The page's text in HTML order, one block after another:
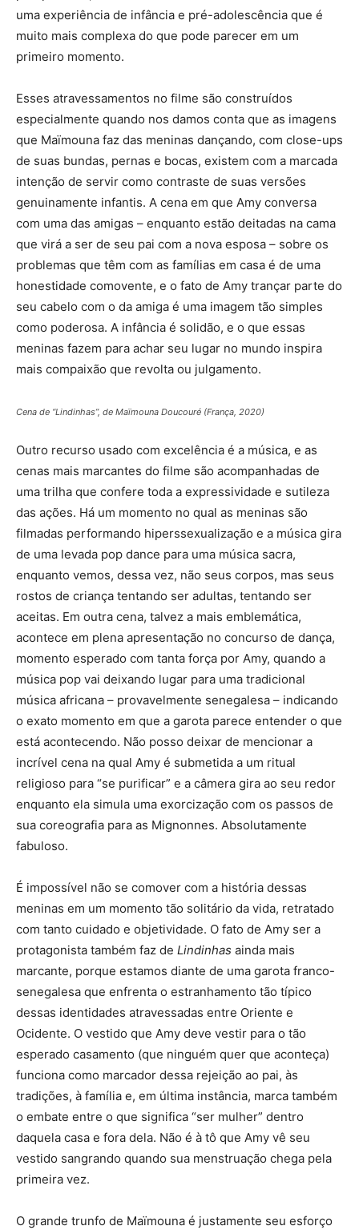
uma experiência de infância e pré-adolescência que é
muito mais complexa do que pode parecer em um
primeiro momento.
Esses atravessamentos no filme são construídos
especialmente quando nos damos conta que as imagens
que Maïmouna faz das meninas dançando, com close-ups
de suas bundas, pernas e bocas, existem com a marcada
intenção de servir como contraste de suas versões
genuinamente infantis. A cena em que Amy conversa
com uma das amigas – enquanto estão deitadas na cama
que virá a ser de seu pai com a nova esposa – sobre os
problemas que têm com as famílias em casa é de uma
honestidade comovente, e o fato de Amy trançar parte do
seu cabelo com o da amiga é uma imagem tão simples
como poderosa. A infância é solidão, e o que essas
meninas fazem para achar seu lugar no mundo inspira
mais compaixão que revolta ou julgamento.
Cena de “Lindinhas”, de Maïmouna Doucouré (França, 2020)
Outro recurso usado com excelência é a música, e as
cenas mais marcantes do filme são acompanhadas de
uma trilha que confere toda a expressividade e sutileza
das ações. Há um momento no qual as meninas são
filmadas performando hiperssexualização e a música gira
de uma levada pop dance para uma música sacra,
enquanto vemos, dessa vez, não seus corpos, mas seus
rostos de criança tentando ser adultas, tentando ser
aceitas. Em outra cena, talvez a mais emblemática,
acontece em plena apresentação no concurso de dança,
momento esperado com tanta força por Amy, quando a
música pop vai deixando lugar para uma tradicional
música africana – provavelmente senegalesa – indicando
o exato momento em que a garota parece entender o que
está acontecendo. Não posso deixar de mencionar a
incrível cena na qual Amy é submetida a um ritual
religioso para “se purificar” e a câmera gira ao seu redor
enquanto ela simula uma exorcização com os passos de
sua coreografia para as Mignonnes. Absolutamente
fabuloso.
É impossível não se comover com a história dessas
meninas em um momento tão solitário da vida, retratado
com tanto cuidado e objetividade. O fato de Amy ser a
protagonista também faz de Lindinhas ainda mais
marcante, porque estamos diante de uma garota franco-
senegalesa que enfrenta o estranhamento tão típico
dessas identidades atravessadas entre Oriente e
Ocidente. O vestido que Amy deve vestir para o tão
esperado casamento (que ninguém quer que aconteça)
funciona como marcador dessa rejeição ao pai, às
tradições, à família e, em última instância, marca também
o embate entre o que significa “ser mulher” dentro
daquela casa e fora dela. Não é à tô que Amy vê seu
vestido sangrando quando sua menstruação chega pela
primeira vez.
O grande trunfo de Maïmouna é justamente seu esforço